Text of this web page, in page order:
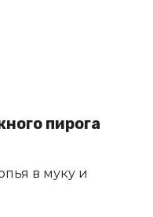
пирога
в муку и